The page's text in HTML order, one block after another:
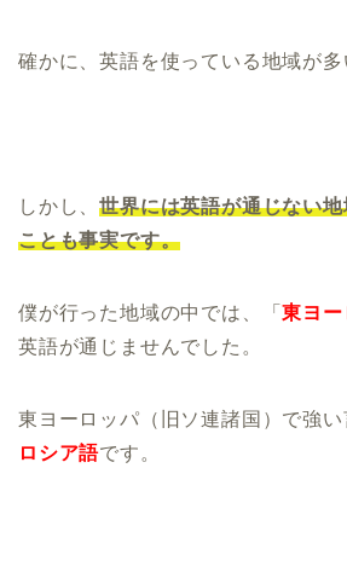
確かに、英語を使っている地域が多
しかし、世界には英語が通じない
ことも事実です。
僕が行った地域の中では、「東ヨ
英語が通じませんでした。
東ヨーロッパ（旧ソ連諸国）で強
ロシア語です。